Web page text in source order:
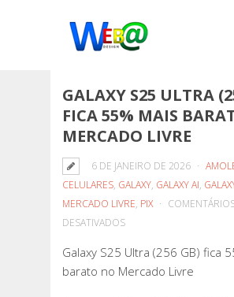
GALAXY S25 ULTRA
FICA 55% MAIS
MERCADO LIVRE
6 DE JANEIRO DE 2026
CELULARES, GALAXY, GALAXY AI,
MERCADO LIVRE, PIX
DESATIVADOSEM
S25
ULTRA
Galaxy S25 Ultra (256 GB) fica
barato no Mercado Livre